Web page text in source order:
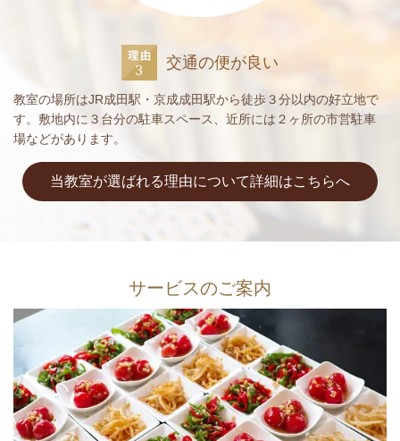
交通の便が良い
教室の場所はJR成田駅・京成成田駅から徒歩３分以内の好立地で
す。敷地内に３台分の駐車スペース、近所には２ヶ所の市営駐車
場などがあります。
当教室が選ばれる理由について詳細はこちらへ
サービスのご案内